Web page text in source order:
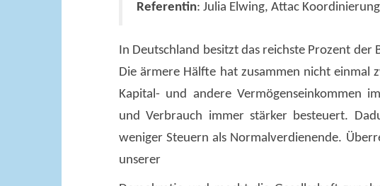
Referentin: Julia Elwing, Attac
In Deutschland besitzt das reichste Prozent der
Die ärmere Hälfte hat zusammen nicht einmal
Kapital- und andere Vermögenseinkommen
und Verbrauch immer stärker besteuert.
weniger Steuern als Normalverdienende.
unserer